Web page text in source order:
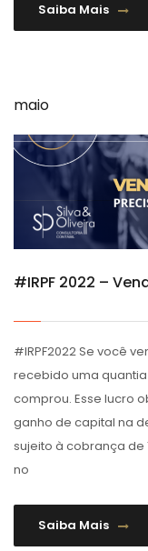
Saiba Mais
maio
#IRPF 2022 –
#IRPF2022 Se você
recebido uma
comprou. Esse lucro
ganho de capital na
sujeito à cobrança de
no
Saiba Mais